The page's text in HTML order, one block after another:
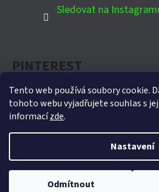
Tento web používá soubory cookie.
tohoto webu vyjadřujete souhlas s
informacízde.
Nastavení
Odmítnout
Sledovat na
PINTEREST
Oficiální partner Biohort pro
Vytvořil
Copyright 2026Domek-